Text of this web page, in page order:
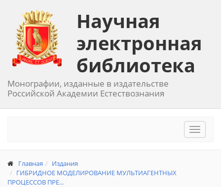
Научная
электронная
библиотека
Монографии, изданные в издательстве
Российской Академии Естествознания
Toggle
Главная
Издания
ГИБРИДНОЕ МОДЕЛИРОВАНИЕ МУЛЬТИАГЕНТНЫХ
ПРОЦЕССОВ ПРЕ...